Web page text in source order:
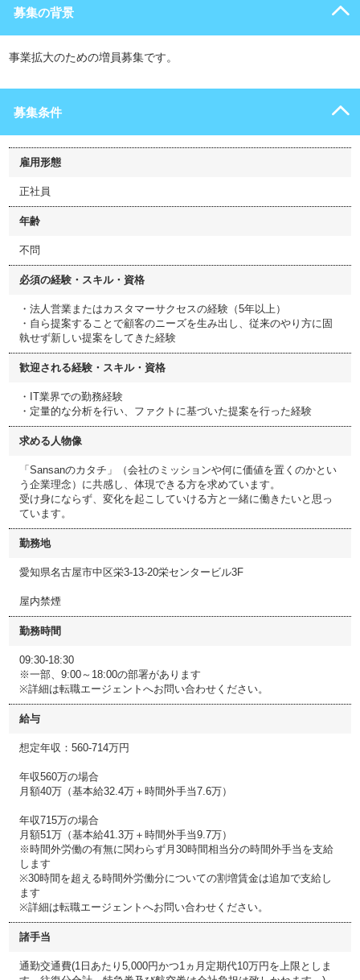
募集の背景
事業拡大のための増員募集です。
募集条件
雇用形態
正社員
年齢
不問
必須の経験・スキル・資格
・法人営業またはカスタマーサクセスの経験（5年以上）
・自ら提案することで顧客のニーズを生み出し、従来のやり方に固
執せず新しい提案をしてきた経験
歓迎される経験・スキル・資格
・IT業界での勤務経験
・定量的な分析を行い、ファクトに基づいた提案を行った経験
求める人物像
「Sansanのカタチ」（会社のミッションや何に価値を置くのかとい
う企業理念）に共感し、体現できる方を求めています。
受け身にならず、変化を起こしていける方と一緒に働きたいと思っ
ています。
勤務地
愛知県名古屋市中区栄3-13-20栄センタービル3F
屋内禁煙
勤務時間
09:30-18:30
※一部、9:00～18:00の部署があります
※詳細は転職エージェントへお問い合わせください。
給与
想定年収：560-714万円
年収560万の場合
月額40万（基本給32.4万＋時間外手当7.6万）
年収715万の場合
月額51万（基本給41.3万＋時間外手当9.7万）
※時間外労働の有無に関わらず月30時間相当分の時間外手当を支給
します
※30時間を超える時間外労働分についての割増賃金は追加で支給し
ます
※詳細は転職エージェントへお問い合わせください。
諸手当
通勤交通費(1日あたり5,000円かつ1ヵ月定期代10万円を上限としま